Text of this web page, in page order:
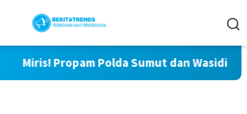
Propam Polda Sumut dan Wasidik